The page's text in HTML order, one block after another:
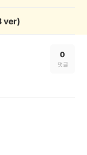
ver)
0
댓글